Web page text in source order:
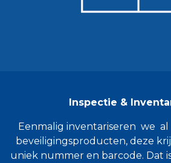
Inspectie &
Eenmalig inventariseren we
beveiligingsproducten, deze
uniek nummer en barcode. Dat